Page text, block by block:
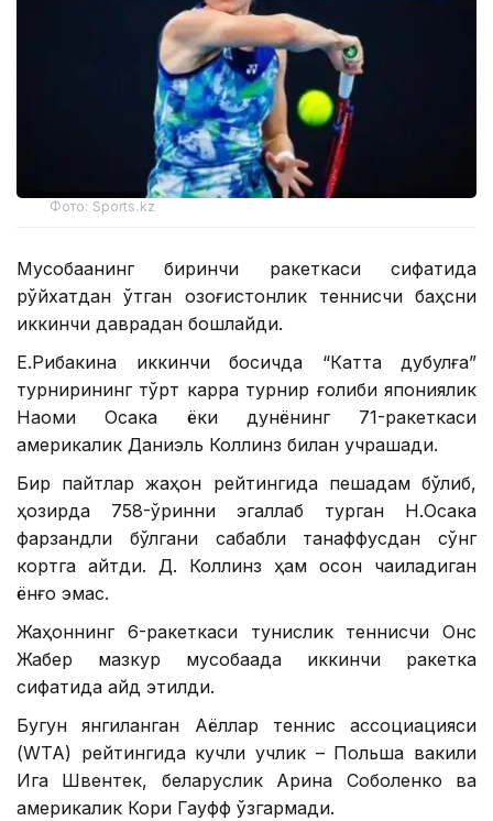
Фото: Sports.kz
Мусобақанинг биринчи ракеткаси сифатида
рўйхатдан ўтган қозоғистонлик теннисчи баҳсни
иккинчи даврадан бошлайди.
Е.Рибакина иккинчи босқичда “Катта дубулға”
турнирининг тўрт карра турнир ғолиби япониялик
Наоми Осака ёки дунёнинг 71-ракеткаси
америкалик Даниэль Коллинз билан учрашади.
Бир пайтлар жаҳон рейтингида пешқадам бўлиб,
ҳозирда 758-ўринни эгаллаб турган Н.Осака
фарзандли бўлгани сабабли танаффусдан сўнг
кортга қайтди. Д. Коллинз ҳам осон чақиладиган
ёнғоқ эмас.
Жаҳоннинг 6-ракеткаси тунислик теннисчи Онс
Жабер мазкур мусобақада иккинчи ракетка
сифатида қайд этилди.
Бугун янгиланган Аёллар теннис ассоциацияси
(WТА) рейтингида кучли учлик – Польша вакили
Ига Швентек, беларуслик Арина Соболенко ва
америкалик Кори Гауфф ўзгармади.